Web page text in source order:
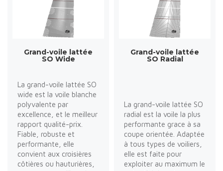
Grand-voile lattée
SO Wide
La grand-voile lattée SO
wide est la voile blanche
polyvalente par
excellence, et le meilleur
rapport qualité-prix.
Fiable, robuste et
performante, elle
convient aux croisières
côtières ou hauturières,
Grand-voile lattée
SO Radial
La grand-voile lattée SO
radial est la voile la plus
performante grace à sa
coupe orientée. Adaptée
à tous types de voiliers,
elle est faite pour
exploiter au maximum le